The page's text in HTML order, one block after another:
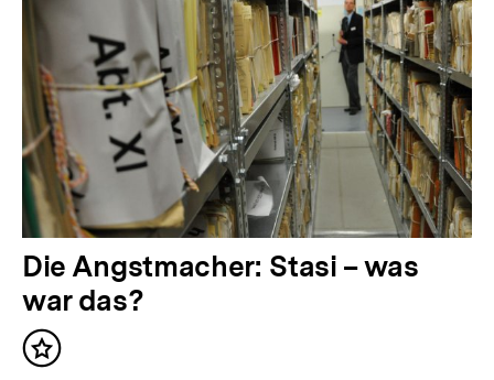
Die Angstmacher: Stasi – was
war das?
Inhalt